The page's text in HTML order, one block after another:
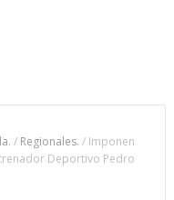
/ Regionales. / Imponen
Deportivo Pedro